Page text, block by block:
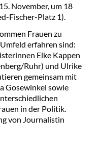
November, um 18
Fischer-Platz 1).
Frauen zu
erfahren sind:
Elke Kappen
Ruhr) und Ulrike
gemeinsam mit
Gosewinkel sowie
in der Politik.
von Journalistin